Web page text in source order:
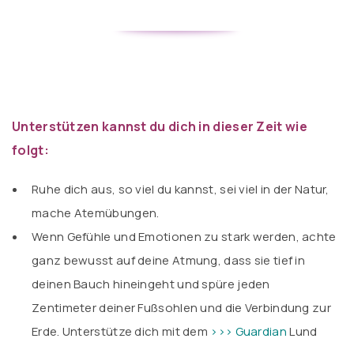
Unterstützen kannst du dich in dieser Zeit wie
folgt:
Ruhe dich aus, so viel du kannst, sei viel in der Natur,
mache Atemübungen.
Wenn Gefühle und Emotionen zu stark werden, achte
ganz bewusst auf deine Atmung, dass sie tief in
deinen Bauch hineingeht und spüre jeden
Zentimeter deiner Fußsohlen und die Verbindung zur
Erde. Unterstütze dich mit dem >> > GuardianLund